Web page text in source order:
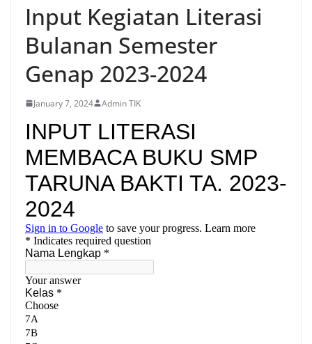
Input Kegiatan Literasi
Bulanan Semester
Genap 2023-2024
January 7, 2024 Admin TIK